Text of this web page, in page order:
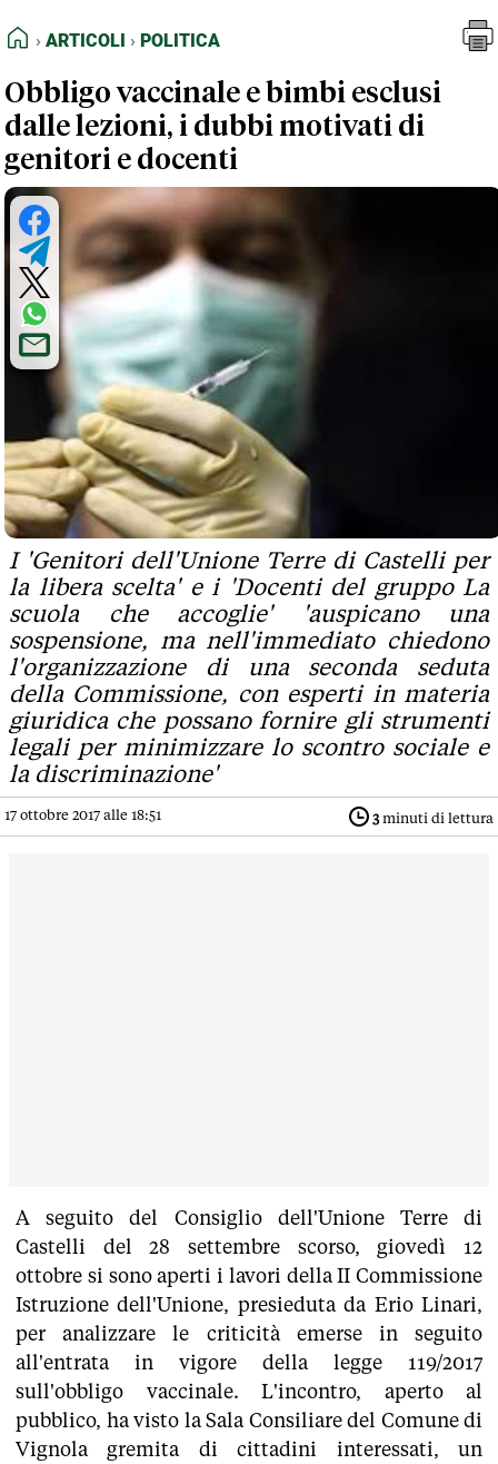
FEED RSS
NORMATIVE DEONTOLOGICHE
TERMINI e CONDIZIONI
HOME
ARTICOLI POLITICA
Obbligo vaccinale e bimbi esclusi
dalle lezioni, i dubbi motivati di
genitori e docenti
I 'Genitori dell'Unione Terre di Castelli per
la libera scelta' e i 'Docenti del gruppo La
scuola che accoglie' 'auspicano una
sospensione, ma nell'immediato chiedono
l'organizzazione di una seconda seduta
della Commissione, con esperti in materia
giuridica che possano fornire gli strumenti
legali per minimizzare lo scontro sociale e
la discriminazione'
17 ottobre 2017 alle 18:51 3minuti di lettura
A seguito del Consiglio dell'Unione Terre di
Castelli del 28 settembre scorso, giovedì 12
ottobre si sono aperti i lavori della II Commissione
Istruzione dell'Unione, presieduta da Erio Linari,
per analizzare le criticità emerse in seguito
all'entrata in vigore della legge 119/2017
sull'obbligo vaccinale. L'incontro, aperto al
pubblico, ha visto la Sala Consiliare del Comune di
Vignola gremita di cittadini interessati, un